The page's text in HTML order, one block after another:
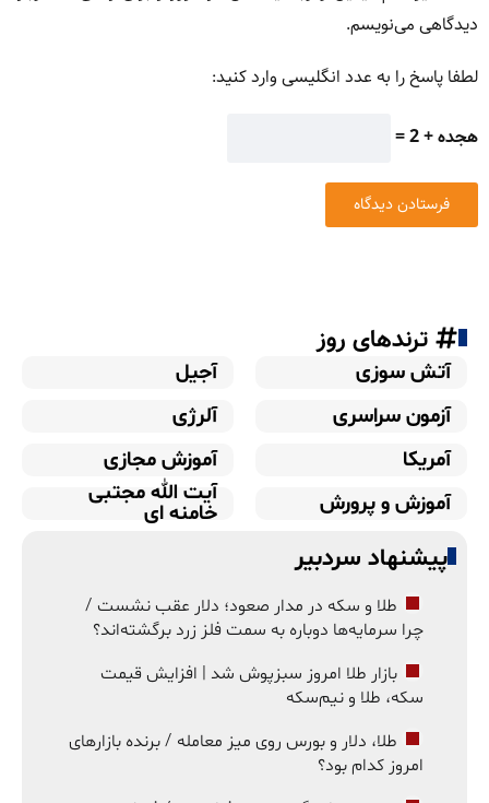
دیدگاهی می‌نویسم.
لطفا پاسخ را به عدد انگلیسی وارد کنید:
هجده + 2 =
ترندهای روز
آتش سوزی
آجیل
آزمون سراسری
آلرژی
آمریکا
آموزش مجازی
آموزش و پرورش
آیت الله مجتبی
خامنه ای
پیشنهاد سردبیر
طلا و سکه در مدار صعود؛ دلار عقب نشست /
چرا سرمایه‌ها دوباره به سمت فلز زرد برگشته‌اند؟
بازار طلا امروز سبزپوش شد | افزایش قیمت
سکه، طلا و نیم‌سکه
طلا، دلار و بورس روی میز معامله / برنده بازارهای
امروز کدام بود؟